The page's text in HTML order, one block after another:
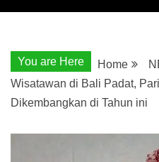
You are Here Home
Wisatawan di Bali Padat,
Dikembangkan di Tahun ini